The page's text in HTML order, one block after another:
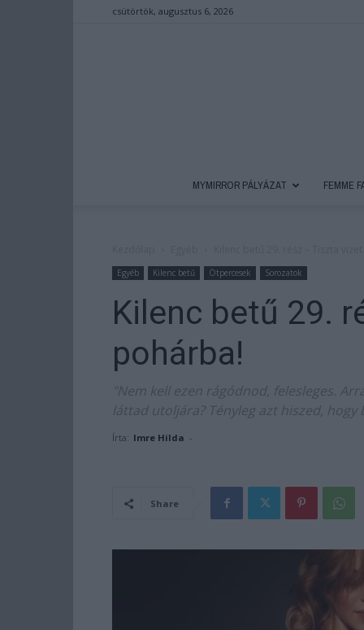
csütörtök, augusztus 6, 2026
MYMIRROR PÁLYÁZAT FEMME
Egyéb Kilenc betű Ötpercesek Sorozatok
Kilenc betű 29.
pohárba!
"Nem kell ezen rágódnod, felesleges.
láttad utoljára? Tényleg azt hiszed,
Írta: Imre Hilda -
Share